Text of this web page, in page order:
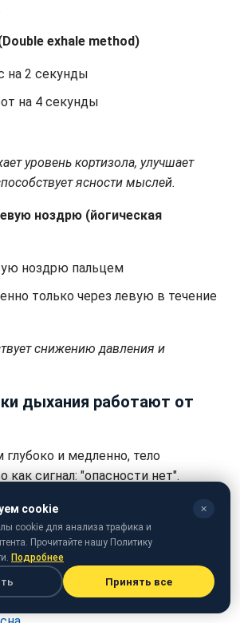
exhale method)
на 2 секунды
на 4 секунды
уровень кортизола, улучшает
ясности мыслей.
ноздрю (йогическая
ноздрю пальцем
только через левую в течение
снижению давления и
дыхания работают от
и медленно, тело
как сигнал: "опасности нет".
за восстановление и
почему вы устали, даже
cookie ✕
cookie для анализа трафика и
Прочитайте нашу Политику
Подробнее
Принять все